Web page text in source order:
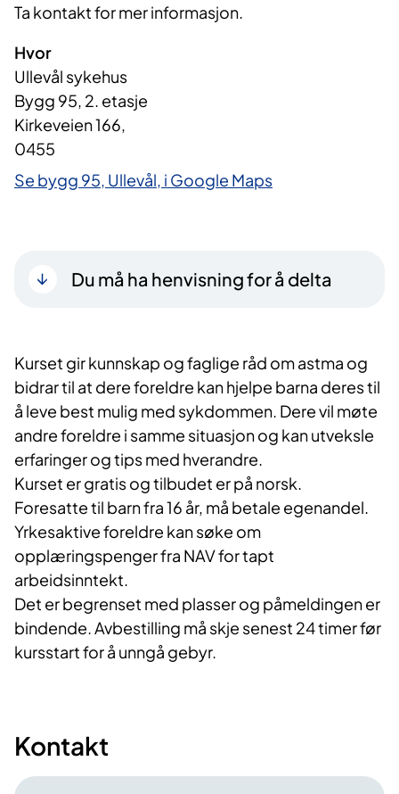
Ta kontakt for mer informasjon.
Hvor
Ullevål sykehus
Bygg 95, 2. etasje
Kirkeveien 166,
0455
Se bygg 95, Ullevål, i Google Maps
Du må ha henvisning for å delta
Kurset gir kunnskap og faglige råd om astma og
bidrar til at dere foreldre kan hjelpe barna deres til
å leve best mulig med sykdommen. Dere vil møte
andre foreldre i samme situasjon og kan utveksle
erfaringer og tips med hverandre.
Kurset er gratis og tilbudet er på norsk.
Foresatte til barn fra 16 år, må betale egenandel.
Yrkesaktive foreldre kan søke om
opplæringspenger fra NAV for tapt
arbeidsinntekt.
Det er begrenset med plasser og påmeldingen er
bindende. Avbestilling må skje senest 24 timer før
kursstart for å unngå gebyr.
Kontakt